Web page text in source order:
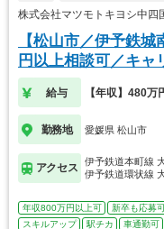
株式会社マツモトキヨシ中
【松山市／伊予鉄
円以上相談可／キ
人
給与 【年収】480
勤務地 愛媛県 松山市
アクセス
伊予鉄道本町線
伊予鉄道環状線
年収800万円以上可 新卒も応募
スキルアップ
駅チカ 車通勤可